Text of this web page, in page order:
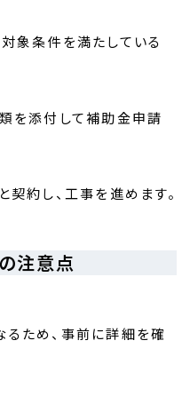
象条件を満たしている
を添付して補助金申請
約し、工事を進めます。
注意点
ため、事前に詳細を確